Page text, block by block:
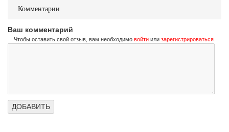
Комментарии
Ваш комментарий
Чтобы оставить свой отзыв, вам необходимо войти или зарегистрироваться